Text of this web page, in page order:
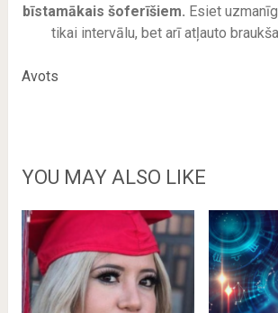
bīstamākais šoferīšiem. Esiet
tikai intervālu, bet arī atļauto
Avots
YOU MAY ALSO LIKE